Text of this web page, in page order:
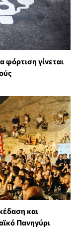
φόρτιση γίνεται
και
Πανηγύρι